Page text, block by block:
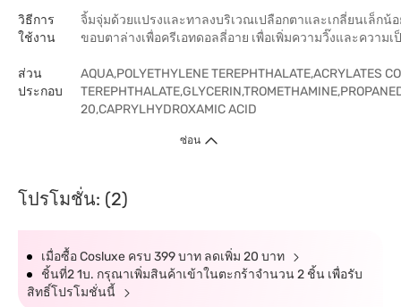
วิธีการ
ใช้งาน
จิ้มจุ่มด้วยแปรงและทาลงบริเวณเปลือกตาและเกลี่ยนเล็กน้
ขอบตาล่างเพื่อครีเอทดอลลี่อาย เพื่อเพิ่มความวิ๊งและความ
ส่วน
ประกอบ
AQUA,POLYETHYLENE TEREPHTHALATE,ACRYLATES
20,CAPRYLHYDROXAMIC ACID
ซ่อน
โปรโมชั่น: (2)
เมื่อซื้อ Cosluxe ครบ 399 บาท ลดเพิ่ม 20 บาท
ชิ้นที่2 1บ. กรุณาเพิ่มสินค้าเข้าในตะกร้าจำนวน 2 ชิ้น เพื่อรับ
สิทธิ์โปรโมชั่นนี้